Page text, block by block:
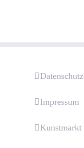
Datenschutz
Impressum
Kunstmarkt